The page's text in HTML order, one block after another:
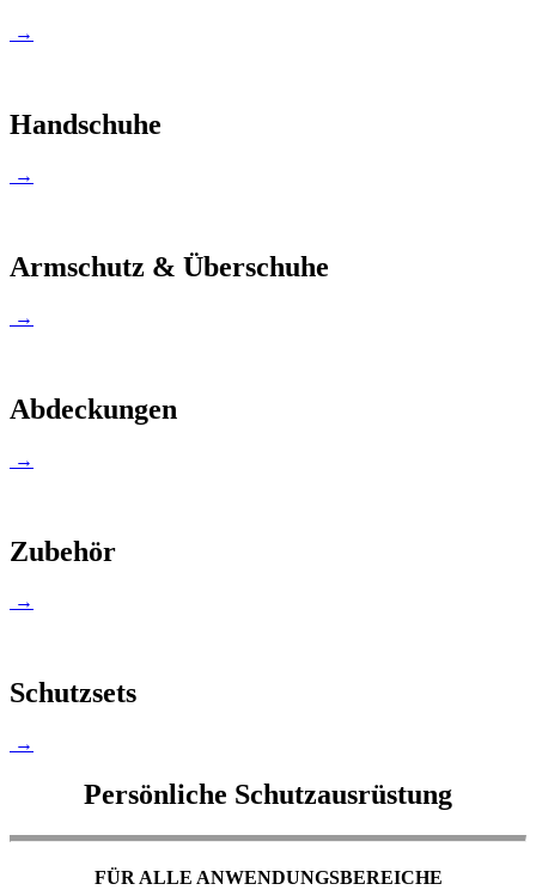
→
Handschuhe
→
Armschutz & Überschuhe
→
Abdeckungen
→
Zubehör
→
Schutzsets
→
Persönliche Schutzausrüstung
FÜR ALLE ANWENDUNGSBEREICHE